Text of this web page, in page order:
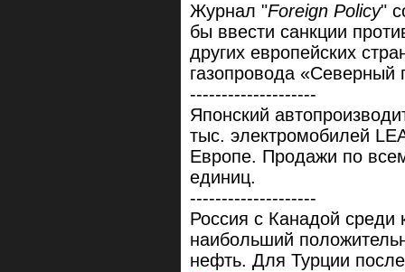
Журнал "Foreign Policy"
бы ввести санкции
других европейских
газопровода «Северный
--------------------
Японский
тыс. электромобилей
Европе. Продажи по
единиц.
--------------------
Россия с Канадой среди
наибольший
нефть. Для Турции